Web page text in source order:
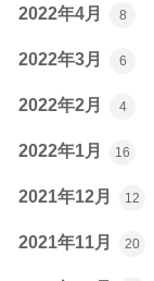
2022年4月 8
2022年3月 6
2022年2月 4
2022年1月 16
2021年12月 12
2021年11月 20